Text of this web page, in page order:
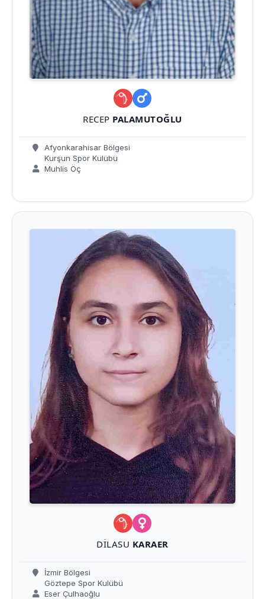
RECEP PALAMUTOĞLU
Afyonkarahisar Bölgesi
Kurşun Spor Kulübü
Muhlis Öç
DILASU KARAER
İzmir Bölgesi
Göztepe Spor Kulübü
Eser Çulhaoğlu